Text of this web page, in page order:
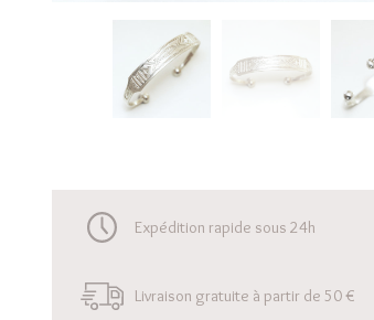
Expédition rapide sous 24h
Livraison gratuite à partir de 50 €